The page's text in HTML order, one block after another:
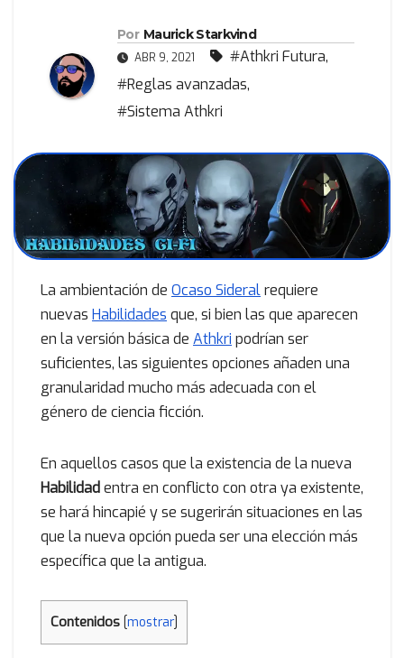
Por Maurick Starkvind
ABR 9, 2021 #Athkri Futura,
#Reglas avanzadas,
#Sistema Athkri
La ambientación de Ocaso Sideralrequiere
nuevas Habilidades que, si bien las que aparecen
en la versión básica de Athkri podrían ser
suficientes, las siguientes opciones añaden una
granularidad mucho más adecuada con el
género de ciencia ficción.
En aquellos casos que la existencia de la nueva
Habilidad entra en conflicto con otra ya existente,
se hará hincapié y se sugerirán situaciones en las
que la nueva opción pueda ser una elección más
específica que la antigua.
Contenidos [mostrar]